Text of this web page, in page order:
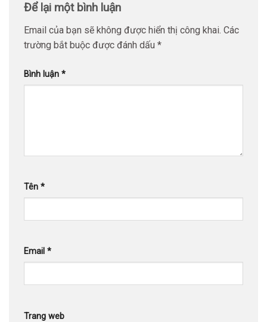
Để lại một bình luận
Email của bạn sẽ không được hiển thị công khai. Các
trường bắt buộc được đánh dấu *
Bình luận *
Tên *
Email *
Trang web